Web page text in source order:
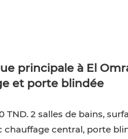
principale à El
et porte blindée
2 salles de bains,
chauffage central, porte